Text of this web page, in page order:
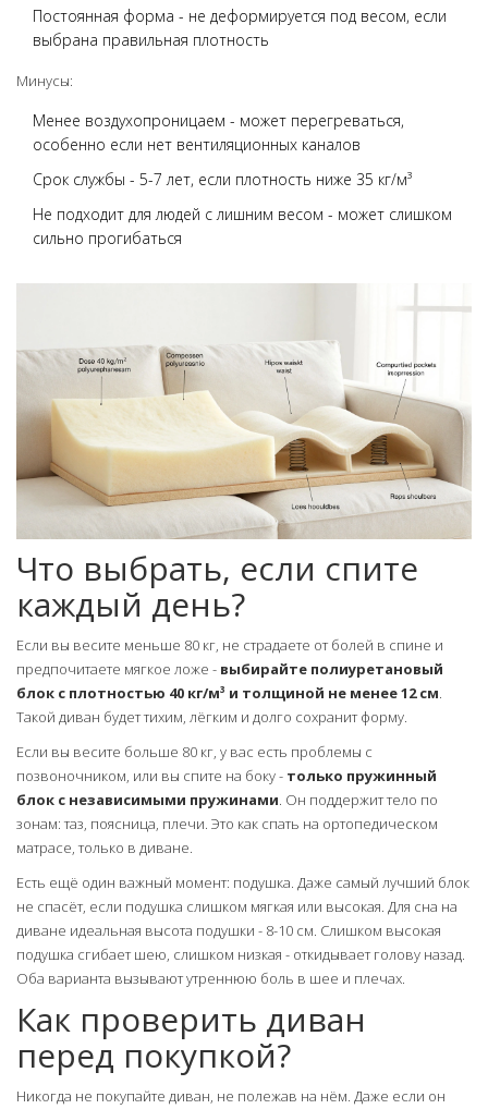
Постоянная форма - не деформируется под весом, если
выбрана правильная плотность
Минусы:
Менее воздухопроницаем - может перегреваться,
особенно если нет вентиляционных каналов
Срок службы - 5-7 лет, если плотность ниже 35 кг/м³
Не подходит для людей с лишним весом - может слишком
сильно прогибаться
Что выбрать, если спите
каждый день?
Если вы весите меньше 80 кг, не страдаете от болей в спине и
предпочитаете мягкое ложе - выбирайте полиуретановый
блок с плотностью 40 кг/м³ и толщиной не менее 12 см.
Такой диван будет тихим, лёгким и долго сохранит форму.
Если вы весите больше 80 кг, у вас есть проблемы с
позвоночником, или вы спите на боку - только пружинный
блок с независимыми пружинами. Он поддержит тело по
зонам: таз, поясница, плечи. Это как спать на ортопедическом
матрасе, только в диване.
Есть ещё один важный момент: подушка. Даже самый лучший блок
не спасёт, если подушка слишком мягкая или высокая. Для сна на
диване идеальная высота подушки - 8-10 см. Слишком высокая
подушка сгибает шею, слишком низкая - откидывает голову назад.
Оба варианта вызывают утреннюю боль в шее и плечах.
Как проверить диван
перед покупкой?
Никогда не покупайте диван, не полежав на нём. Даже если он